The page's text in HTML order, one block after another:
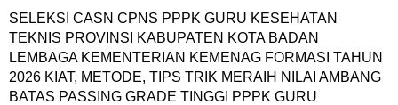
SELEKSI CASN CPNS PPPK GURU KESEHATAN
TEKNIS PROVINSI KABUPATEN KOTA BADAN
LEMBAGA KEMENTERIAN KEMENAG FORMASI TAHUN
2026 KIAT, METODE, TIPS TRIK MERAIH NILAI AMBANG
BATAS PASSING GRADE TINGGI PPPK GURU